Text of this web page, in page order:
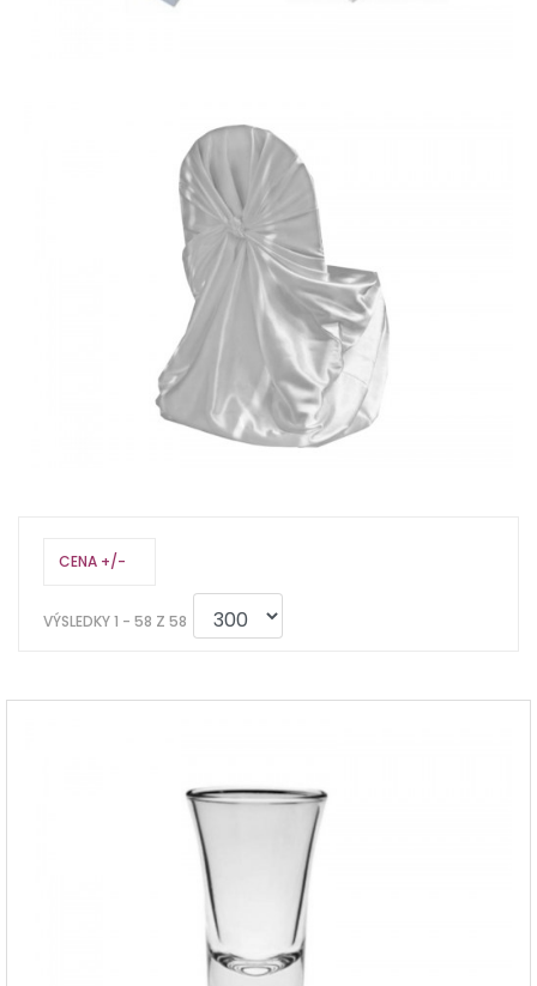
CENA +/-
VÝSLEDKY 1 - 58 Z 58